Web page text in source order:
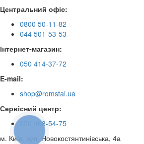
Центральний офіс:
0800 50-11-82
044 501-53-53
Інтернет-магазин:
050 414-37-72
E-mail:
shop@romstal.ua
Сервісний центр:
050 468-54-75
м. Київ, вул. Новокостянтинівська, 4а